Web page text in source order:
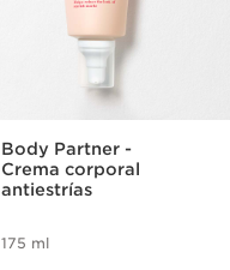
Body Partner -
Crema corporal
antiestrías
175 ml